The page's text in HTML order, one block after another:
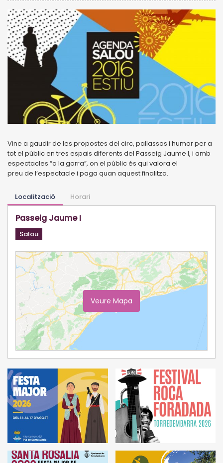
Vine a gaudir de les propostes del circ, pallassos i humor per a
tot el públic en tres espais diferents del Passeig Jaume I, i amb
espectacles “a la gorra”, on el públic és qui valora el
preu de l’espectacle i paga quan aquest finalitza.
Localització Horari
Passeig Jaume I
Salou
Veure Mapa